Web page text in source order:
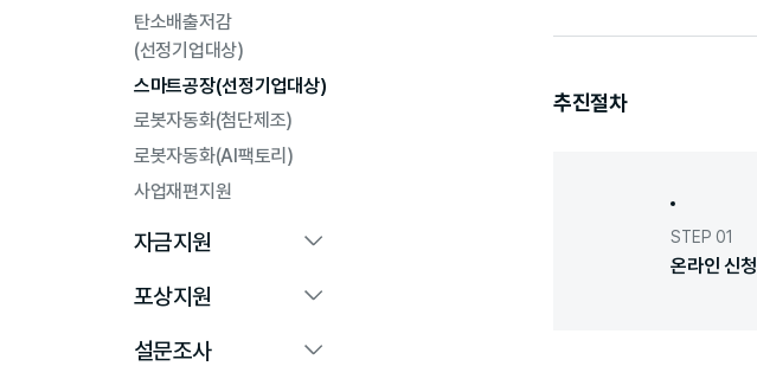
탄소배출저감
(선정기업대상)
스마트공장(선정기업대상)
로봇자동화(첨단제조)
로봇자동화(AI팩토리)
사업재편지원
자금지원
포상지원
설문조사
추진절차
STEP 01
온라인 신청